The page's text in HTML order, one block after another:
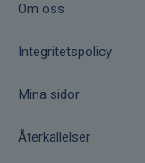
Om oss
Integritetspolicy
Mina sidor
Återkallelser